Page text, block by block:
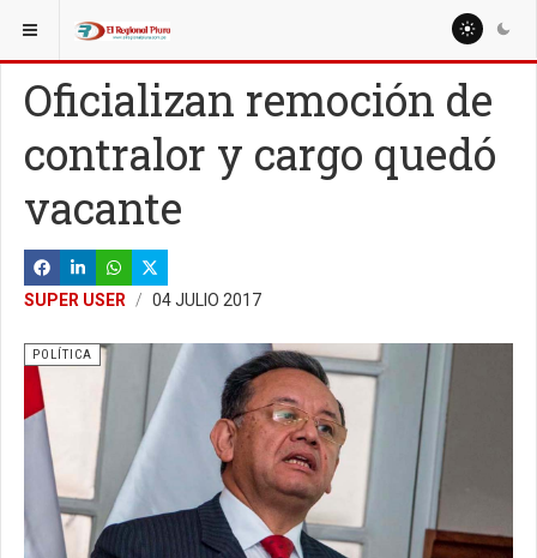
ESTÁ AQUÍ:
Oficializan remoción de
contralor y cargo quedó
vacante
SUPER USER 04 JULIO 2017
POLÍTICA